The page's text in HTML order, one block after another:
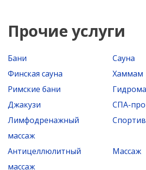
Прочие услуги
Бани
Сауна
Финская сауна
Хаммам
Римские бани
Джакузи
СПА-
Лимфодренажный
массаж
Антицеллюлитный
массаж
Массаж